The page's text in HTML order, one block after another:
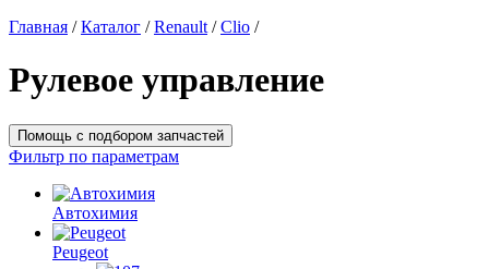
Главная / Каталог / Renault / Clio /
Рулевое управление
Помощь с подбором запчастей
Фильтр по параметрам
Автохимия
Peugeot